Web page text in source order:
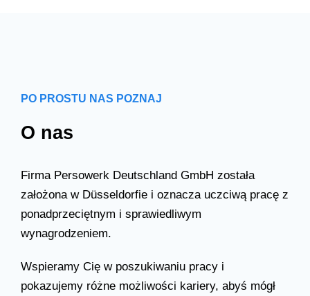
PO PROSTU NAS POZNAJ
O nas
Firma Persowerk Deutschland GmbH została
założona w Düsseldorfie i oznacza uczciwą pracę z
ponadprzeciętnym i sprawiedliwym
wynagrodzeniem.
Wspieramy Cię w poszukiwaniu pracy i
pokazujemy różne możliwości kariery, abyś mógł